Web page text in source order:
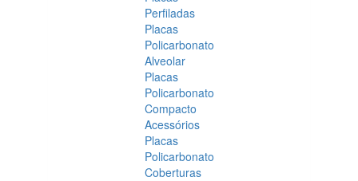
Perfiladas
Placas
Policarbonato
Alveolar
Placas
Policarbonato
Compacto
Acessórios
Placas
Policarbonato
Coberturas